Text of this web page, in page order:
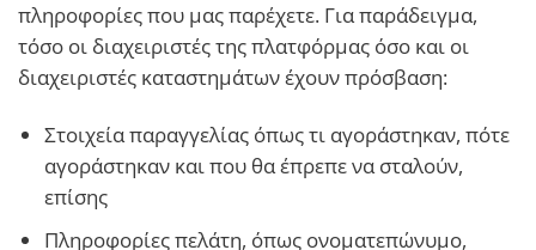
πληροφορίες που μας παρέχετε. Για παράδειγμα,
τόσο οι διαχειριστές της πλατφόρμας όσο και οι
διαχειριστές καταστημάτων έχουν πρόσβαση:
Στοιχεία παραγγελίας όπως τι αγοράστηκαν, πότε
αγοράστηκαν και που θα έπρεπε να σταλούν,
επίσης
Πληροφορίες πελάτη, όπως ονοματεπώνυμο,